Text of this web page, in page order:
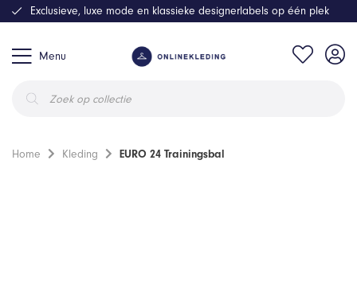
Menu
zoeken
Exclusieve, luxe mode en klassieke designerlabels op één plek
Home Kleding EURO 24 Trainingsbal